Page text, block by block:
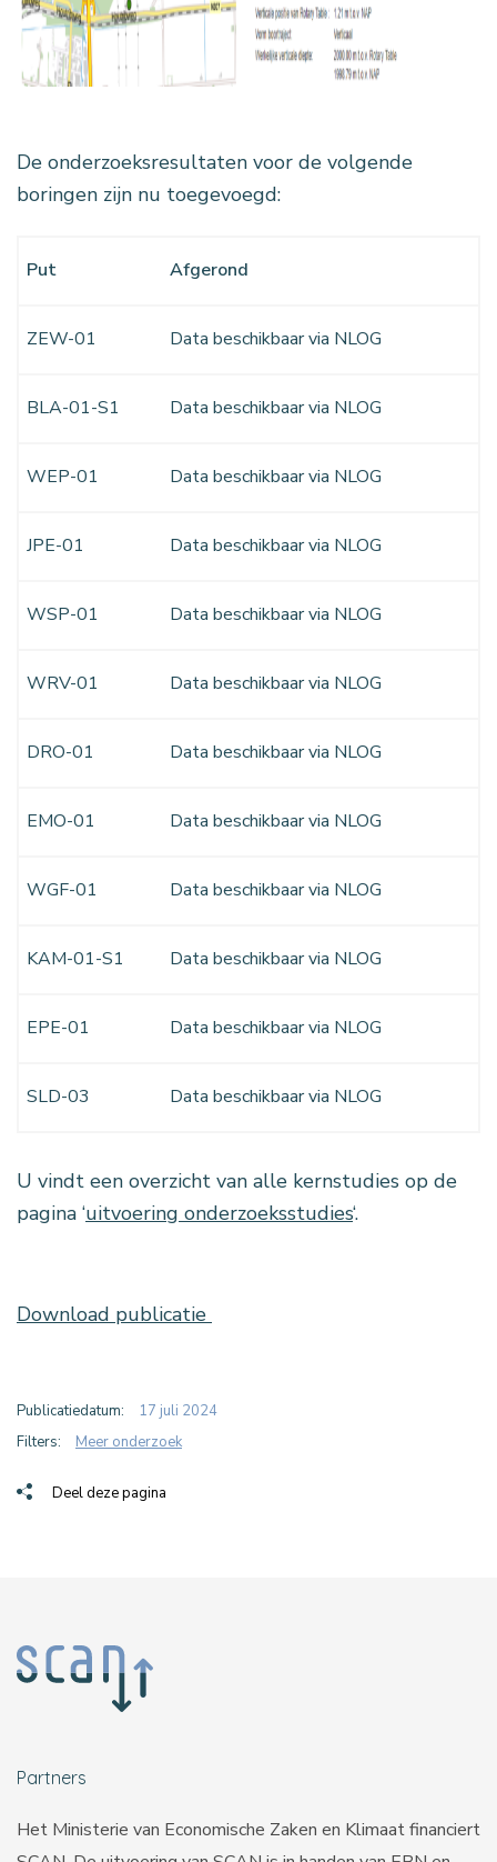
De onderzoeksresultaten voor de volgende
boringen zijn nu toegevoegd:
Put Afgerond
ZEW-01 Data beschikbaar via NLOG
BLA-01-S1 Data beschikbaar via NLOG
WEP-01 Data beschikbaar via NLOG
JPE-01 Data beschikbaar via NLOG
WSP-01 Data beschikbaar via NLOG
WRV-01 Data beschikbaar via NLOG
DRO-01 Data beschikbaar via NLOG
EMO-01 Data beschikbaar via NLOG
WGF-01 Data beschikbaar via NLOG
KAM-01-S1 Data beschikbaar via NLOG
EPE-01 Data beschikbaar via NLOG
SLD-03 Data beschikbaar via NLOG
U vindt een overzicht van alle kernstudies op de
pagina ‘uitvoering onderzoeksstudies‘.
Download publicatie
Publicatiedatum:
17 juli 2024
Filters:
Meer onderzoek
Deel deze pagina
Partners
Het Ministerie van Economische Zaken en Klimaat financiert